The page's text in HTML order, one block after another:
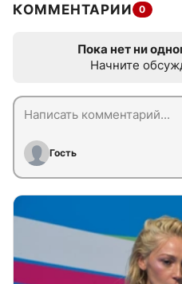
КОММЕНТАРИИ 0
Пока нет ни
Начните
Гость